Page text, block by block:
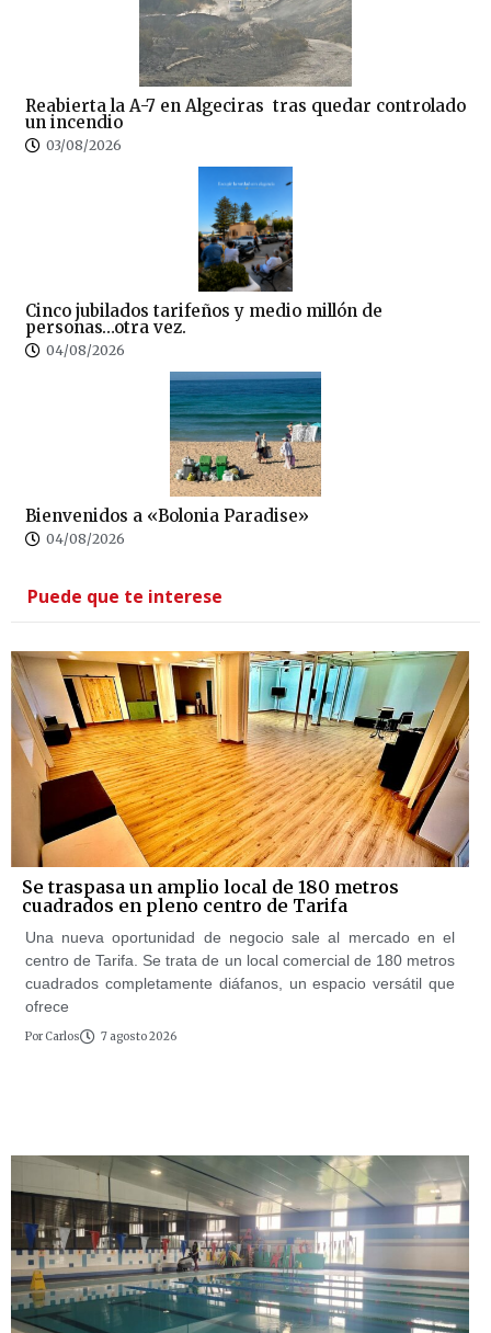
Reabierta la A-7 en Algeciras tras quedar controlado
un incendio
03/08/2026
Cinco jubilados tarifeños y medio millón de
personas…otra vez.
04/08/2026
Bienvenidos a «Bolonia Paradise»
04/08/2026
Puede que te interese
Se traspasa un amplio local de 180 metros
cuadrados en pleno centro de Tarifa
Una nueva oportunidad de negocio sale al mercado en el
centro de Tarifa. Se trata de un local comercial de 180 metros
cuadrados completamente diáfanos, un espacio versátil que
ofrece
Por Carlos 7 agosto 2026